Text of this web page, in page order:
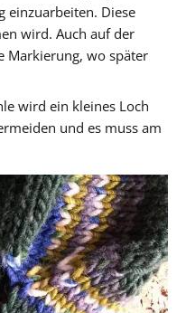
einzuarbeiten. Diese
wird. Auch auf der
Markierung, wo später
wird ein kleines Loch
und es muss am